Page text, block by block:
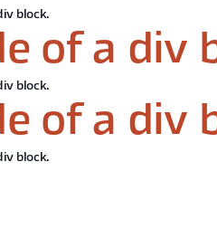
block.
of a div
block.
of a div
block.